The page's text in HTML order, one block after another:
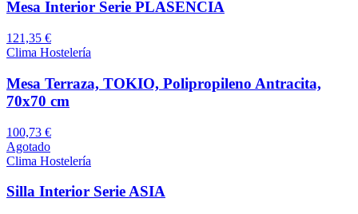
Mesa Interior Serie PLASENCIA
121,35 €
Clima Hostelería
Mesa Terraza, TOKIO, Polipropileno Antracita,
70x70 cm
100,73 €
Agotado
Clima Hostelería
Silla Interior Serie ASIA